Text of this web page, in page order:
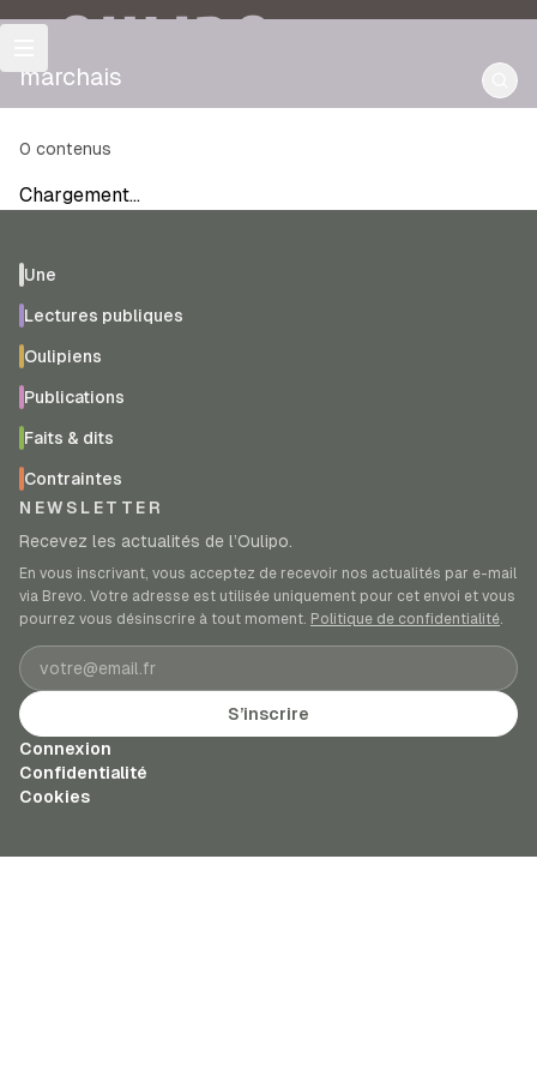
OULIPO
marchais
0 contenus
Chargement…
Une
Lectures publiques
Oulipiens
Publications
Faits & dits
Contraintes
NEWSLETTER
Recevez les actualités de l’Oulipo.
En vous inscrivant, vous acceptez de recevoir nos actualités par e-mail
via Brevo. Votre adresse est utilisée uniquement pour cet envoi et vous
pourrez vous désinscrire à tout moment. Politique de confidentialité.
Adresse e-mail
S’inscrire
Connexion
Confidentialité
Cookies